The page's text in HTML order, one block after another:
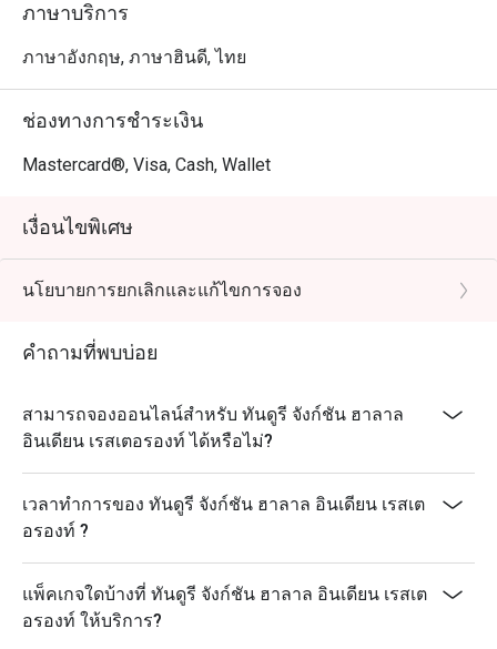
ภาษาบริการ
ภาษาอังกฤษ, ภาษาฮินดี, ไทย
ช่องทางการชำระเงิน
Mastercard®, Visa, Cash, Wallet
เงื่อนไขพิเศษ
นโยบายการยกเลิกและแก้ไขการจอง
คำถามที่พบบ่อย
สามารถจองออนไลน์สำหรับ ทันดูรี จังก์ชัน ฮาลาล
อินเดียน เรสเตอรองท์ ได้หรือไม่?
เวลาทำการของ ทันดูรี จังก์ชัน ฮาลาล อินเดียน เรสเต
อรองท์ ?
แพ็คเกจใดบ้างที่ ทันดูรี จังก์ชัน ฮาลาล อินเดียน เรสเต
อรองท์ ให้บริการ?